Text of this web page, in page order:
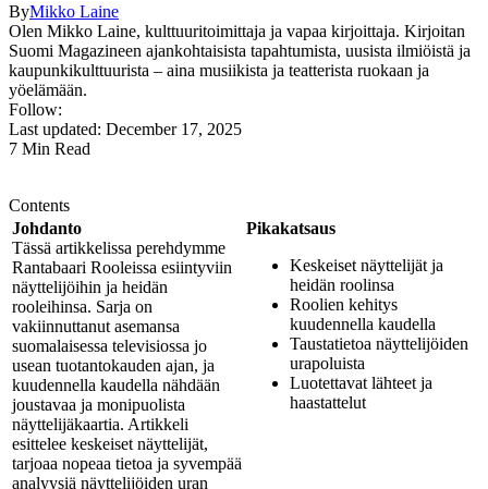
ByMikko Laine
Olen Mikko Laine, kulttuuritoimittaja ja vapaa kirjoittaja. Kirjoitan
Suomi Magazineen ajankohtaisista tapahtumista, uusista ilmiöistä ja
kaupunkikulttuurista – aina musiikista ja teatterista ruokaan ja
yöelämään.
Follow:
Last updated: December 17, 2025
7 Min Read
Contents
Johdanto
Tässä artikkelissa perehdymme
Rantabaari Rooleissa esiintyviin
näyttelijöihin ja heidän
rooleihinsa. Sarja on
vakiinnuttanut asemansa
suomalaisessa televisiossa jo
usean tuotantokauden ajan, ja
kuudennella kaudella nähdään
joustavaa ja monipuolista
näyttelijäkaartia. Artikkeli
esittelee keskeiset näyttelijät,
tarjoaa nopeaa tietoa ja syvempää
analyysiä näyttelijöiden uran
Pikakatsaus
Keskeiset näyttelijät ja
heidän roolinsa
Roolien kehitys
kuudennella kaudella
Taustatietoa näyttelijöiden
urapoluista
Luotettavat lähteet ja
haastattelut